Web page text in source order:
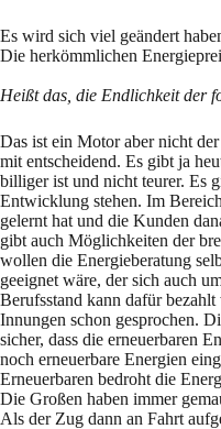
Es wird sich viel geändert
Die herkömmlichen
Heißt das, die Endlichkeit der
Das ist ein Motor aber nicht
mit entscheidend. Es gibt ja
billiger ist und nicht teurer. Es
Entwicklung stehen. Im
gelernt hat und die Kunden
gibt auch Möglichkeiten der
wollen die Energieberatung
geeignet wäre, der sich auch
Berufsstand kann dafür
Innungen schon gesprochen.
sicher, dass die erneuerbaren
noch erneuerbare Energien
Erneuerbaren bedroht die
Die Großen haben immer
Als der Zug dann an Fahrt